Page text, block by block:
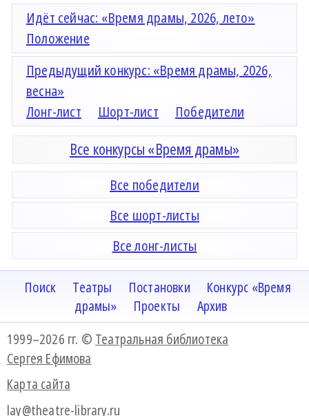
Идёт сейчас: «Время драмы, 2026, лето»
Положение
Предыдущий конкурс: «Время драмы, 2026,
весна»
Лонг-лист
Шорт-лист Победители
Все конкурсы «Время драмы»
Все победители
Все шорт-листы
Все лонг-листы
Поиск Театры Постановки
Конкурс «Время
драмы»
Проекты
Архив
1999–2026 гг. © Театральная библиотека
Сергея Ефимова
Карта сайта
lay@theatre-library.ru